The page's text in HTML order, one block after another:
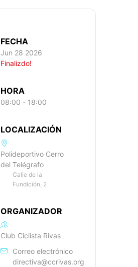
FECHA
Jun 28 2026
Finalizdo!
HORA
08:00 - 18:00
LOCALIZACIÓN
Polideportivo Cerro
del Telégrafo
Calle de la
Fundición, 2
ORGANIZADOR
Club Ciclista Rivas
Correo electrónico
directiva@ccrivas.org